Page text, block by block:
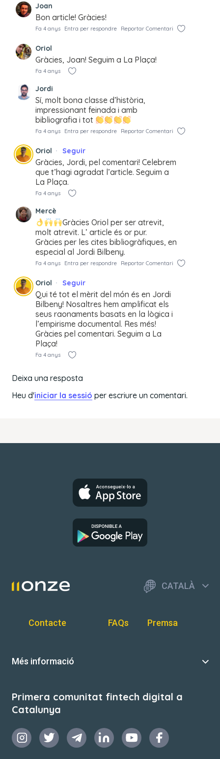
Joan
Bon article! Gràcies!
Fa 4 anys Entra per respondre Reportar Comentari
Oriol
Gràcies, Joan! Seguim a La Plaça!
Fa 4 anys
Jordi
Sí, molt bona classe d’història,
impressionant feinada i amb
bibliografia i tot
Fa 4 anys Entra per respondre Reportar Comentari
Oriol Seguir
Gràcies, Jordi, pel comentari! Celebrem
que t’hagi agradat l’article. Seguim a
La Plaça.
Fa 4 anys
Mercè
Gràcies Oriol per ser atrevit,
molt atrevit. L’ article és or pur.
Gràcies per les cites bibliogràfiques, en
especial al Jordi Bilbeny.
Fa 4 anys Entra per respondre Reportar Comentari
Oriol Seguir
Qui té tot el mèrit del món és en Jordi
Bilbeny! Nosaltres hem amplificat els
seus raonaments basats en la lògica i
l’empirisme documental. Res més!
Gràcies pel comentari. Seguim a La
Plaça!
Fa 4 anys
Deixa una resposta
Heu d'iniciar la sessió per escriure un comentari.
CATALÀ
Contacte FAQs Premsa
Més informació
Primera comunitat fintech digital a
Catalunya